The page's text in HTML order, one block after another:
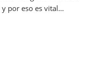
por eso es vital…